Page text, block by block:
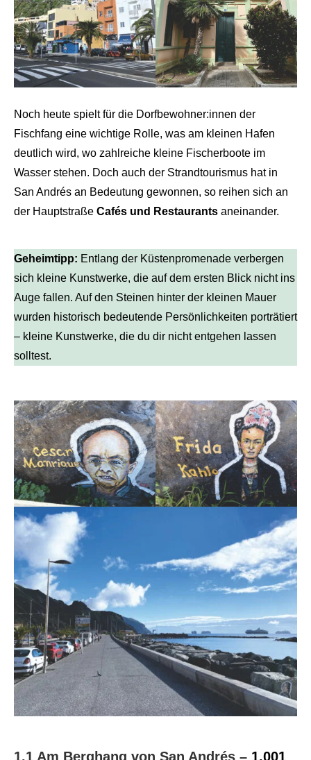
Noch heute spielt für die Dorfbewohner:innen der
Fischfang eine wichtige Rolle, was am kleinen Hafen
deutlich wird, wo zahlreiche kleine Fischerboote im
Wasser stehen. Doch auch der Strandtourismus hat in
San Andrés an Bedeutung gewonnen, so reihen sich an
der Hauptstraße Cafés und Restaurants aneinander.
Geheimtipp: Entlang der Küstenpromenade verbergen
sich kleine Kunstwerke, die auf dem ersten Blick nicht ins
Auge fallen. Auf den Steinen hinter der kleinen Mauer
wurden historisch bedeutende Persönlichkeiten porträtiert
– kleine Kunstwerke, die du dir nicht entgehen lassen
solltest.
1.1 Am Berghang von San Andrés – 1.001